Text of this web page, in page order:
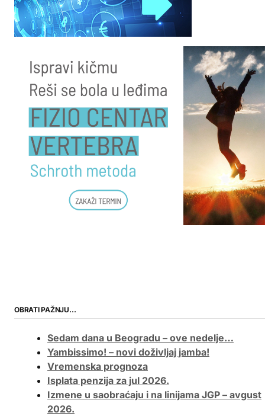
OBRATI PAŽNJU…
Sedam dana u Beogradu – ove nedelje…
Yambissimo! – novi doživljaj jamba!
Vremenska prognoza
Isplata penzija za jul 2026.
Izmene u saobraćaju i na linijama JGP – avgust
2026.